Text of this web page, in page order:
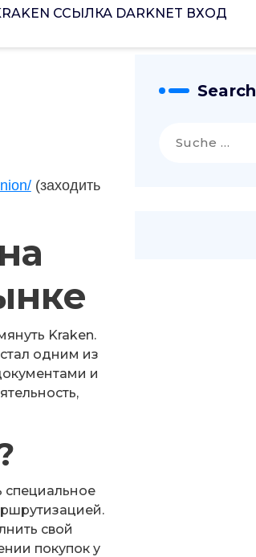
ССЫЛКА DARKNET ВХОД
(заходить
Kraken.
одним из
и
специальное
свой
покупок у
Search
nach: